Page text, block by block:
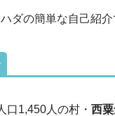
ダの簡単な自己紹介
口1,450人の村・西